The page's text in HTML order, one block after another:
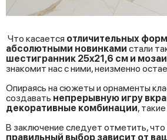
Что касается отличительных
абсолютными новинками стали
шестигранник 25x21,6 см и
знакомит нас с ними, неизменно
Опираясь на сюжеты и орнаменты
создавать непрерывную игру
декоративные комбинации,
В заключение следует отметить, что
правильный выбор зависит от